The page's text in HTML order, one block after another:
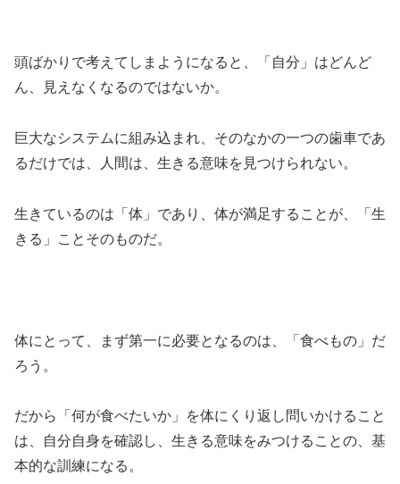
頭ばかりで考えてしまようになると、「自分」はどんど
ん、見えなくなるのではないか。
巨大なシステムに組み込まれ、そのなかの一つの歯車であ
るだけでは、人間は、生きる意味を見つけられない。
生きているのは「体」であり、体が満足することが、「生
きる」ことそのものだ。
体にとって、まず第一に必要となるのは、「食べもの」だ
ろう。
だから「何が食べたいか」を体にくり返し問いかけること
は、自分自身を確認し、生きる意味をみつけることの、基
本的な訓練になる。